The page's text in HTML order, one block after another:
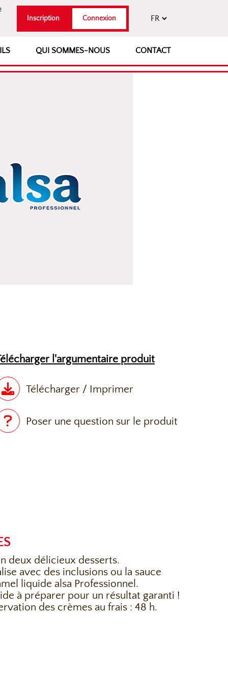
Inscription Connexion
QUI SOMMES-NOUS CONTACT
l'argumentaire produit
Télécharger / Imprimer
Poser une question sur le produit
deux délicieux desserts.
avec des inclusions ou la sauce
liquide alsa Professionnel.
à préparer pour un résultat garanti !
des crèmes au frais : 48 h.